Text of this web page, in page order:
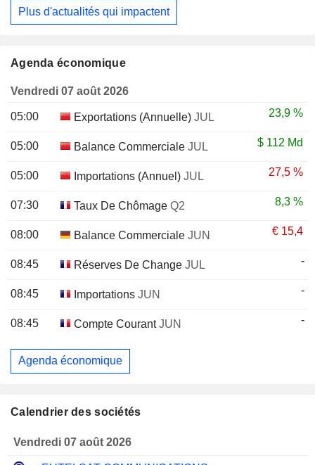
Plus d'actualités qui impactent
Agenda économique
Vendredi 07 août 2026
05:00 Exportations (Annuelle) JUL 23,9 %
05:00 Balance Commerciale JUL $ 112 Md
05:00 Importations (Annuel) JUL 27,5 %
07:30 Taux De Chômage Q2 8,3 %
08:00 Balance Commerciale JUN € 15,4
08:45 Réserves De Change JUL -
08:45 Importations JUN -
08:45 Compte CourantJUN -
Agenda économique
Calendrier des sociétés
Vendredi 07 août 2026